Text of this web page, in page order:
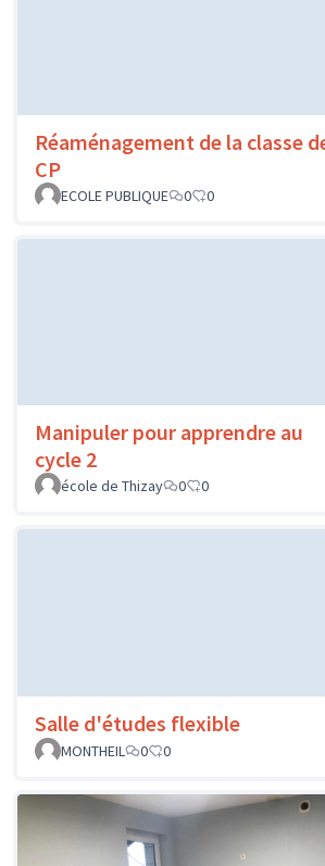
Réaménagement de la classe
CP
ECOLE PUBLIQUE
0 0
Manipuler pour apprendre au
cycle 2
école de Thizay
0 0
Salle d'études flexible
MONTHEIL
0 0